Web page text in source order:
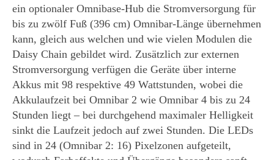
ein optionaler Omnibase-Hub die Stromversorgung für
bis zu zwölf Fuß (396 cm) Omnibar-Länge übernehmen
kann, gleich aus welchen und wie vielen Modulen die
Daisy Chain gebildet wird. Zusätzlich zur externen
Stromversorgung verfügen die Geräte über interne
Akkus mit 98 respektive 49 Wattstunden, wobei die
Akkulaufzeit bei Omnibar 2 wie Omnibar 4 bis zu 24
Stunden liegt – bei durchgehend maximaler Helligkeit
sinkt die Laufzeit jedoch auf zwei Stunden. Die LEDs
sind in 24 (Omnibar 2: 16) Pixelzonen aufgeteilt,